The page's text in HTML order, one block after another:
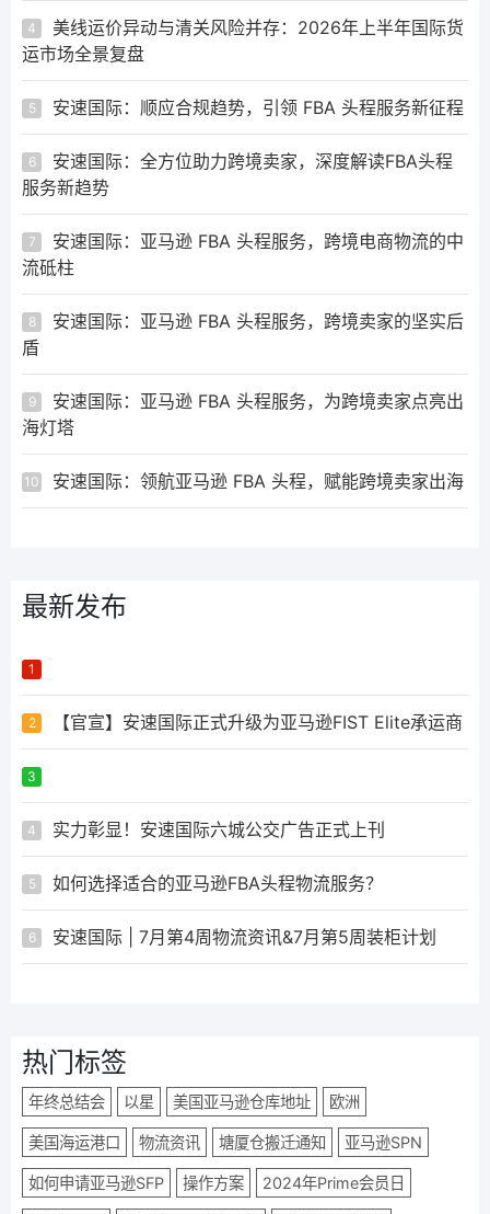
4
美线运价异动与清关风险并存：2026年上半年国际货
运市场全景复盘
5 安速国际：顺应合规趋势，引领 FBA 头程服务新征程
6
安速国际：全方位助力跨境卖家，深度解读FBA头程
服务新趋势
7
安速国际：亚马逊 FBA 头程服务，跨境电商物流的中
流砥柱
8
安速国际：亚马逊 FBA 头程服务，跨境卖家的坚实后
盾
9
安速国际：亚马逊 FBA 头程服务，为跨境卖家点亮出
海灯塔
10 安速国际：领航亚马逊 FBA 头程，赋能跨境卖家出海
最新发布
1
2 【官宣】安速国际正式升级为亚马逊FIST Elite承运商
3
4 实力彰显！安速国际六城公交广告正式上刊
5 如何选择适合的亚马逊FBA头程物流服务？
6 安速国际 | 7月第4周物流资讯&7月第5周装柜计划
热门标签
年终总结会 以星 美国亚马逊仓库地址 欧洲
美国海运港口 物流资讯 塘厦仓搬迁通知 亚马逊SPN
如何申请亚马逊SFP 操作方案 2024年Prime会员日